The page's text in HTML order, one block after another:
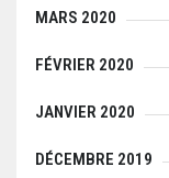
MARS 2020
FÉVRIER 2020
JANVIER 2020
DÉCEMBRE 2019